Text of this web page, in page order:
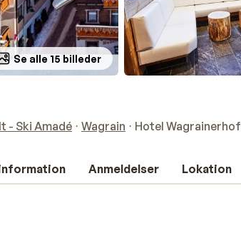
Se alle 15 billeder
- Ski Amadé Wagrain Hotel Wagrainerhof
Anmeldelser Lokation